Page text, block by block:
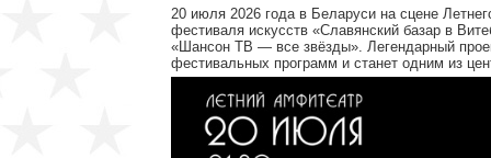
20 июля 2026 года в Беларуси на сцене
фестиваля искусств «Славянский базар в
«Шансон ТВ — все звёзды». Легендарный
фестивальных программ и станет одним из